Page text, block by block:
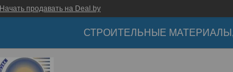
Начать продавать на Deal.by
СТРОИТЕЛЬНЫЕ